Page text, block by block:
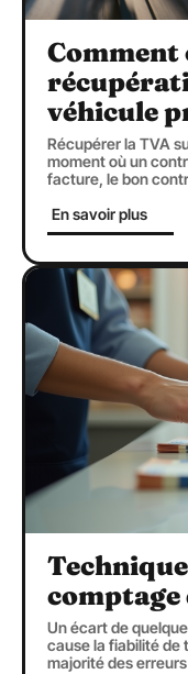
véhicule
Récupérer la TVA
moment où un
facture, le bon
En savoir plus
comptage
Un écart de
cause la fiabilité de
majorité des